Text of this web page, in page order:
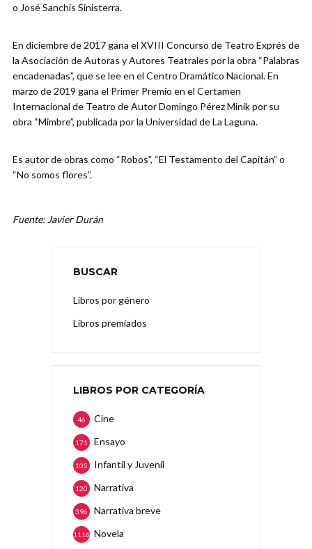
o José Sanchis Sinisterra.
En diciembre de 2017 gana el XVIII Concurso de Teatro Exprés de
la Asociación de Autoras y Autores Teatrales por la obra “Palabras
encadenadas”, que se lee en el Centro Dramático Nacional. En
marzo de 2019 gana el Primer Premio en el Certamen
Internacional de Teatro de Autor Domingo Pérez Minik por su
obra “Mimbre”, publicada por la Universidad de La Laguna.
Es autor de obras como “Robos”, “El Testamento del Capitán” o
“No somos flores”.
Fuente: Javier Durán
BUSCAR
Libros por género
Libros premiados
LIBROS POR CATEGORÍA
Cine
46
Ensayo
171
Infantil y Juvenil
105
Narrativa
120
Narrativa breve
396
Novela
1116